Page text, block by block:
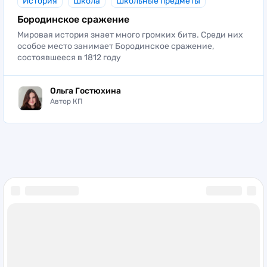
угрозы фашизма, и является примером для
будущих поколений.
История Школа Школьные предметы
Бородинское сражение
Мировая история знает много громких битв. Среди них
особое место занимает Бородинское сражение,
состоявшееся в 1812 году
Ольга Гостюхина
Автор КП